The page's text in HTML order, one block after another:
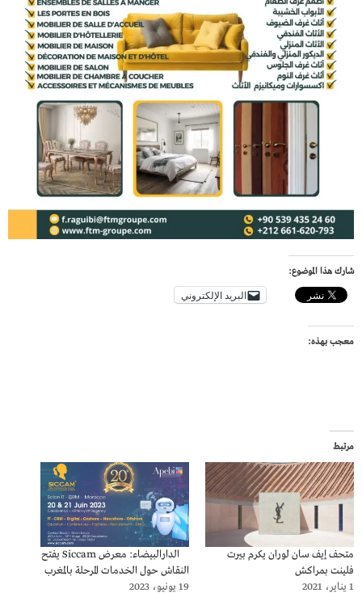
شارك هذا الموضوع:
البريد الإلكتروني
معجب بهذه:
مرتبط
متحف إيف سان لوران يكرم بيرت
فلينت بمراكش
1 يناير، 2021
الدارالبيضاء: معرض Siccam يفتح
النقاش حول الخدمات المرحلة بالمغرب
19 يونيو، 2023